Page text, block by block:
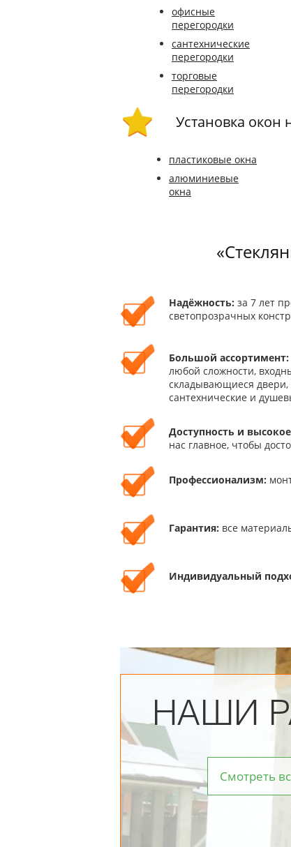
офисные
перегородки
сантехнические
перегородки
торговые
перегородки
Установка окон
пластиковые окна
алюминиевые
окна
Надёжность: за 7 лет
светопрозрачных
Большой ассортимент:
любой сложности,
складывающиеся двери,
сантехнические и
Доступность и
нас главное, чтобы
Профессионализм:
Гарантия: все
Индивидуальный
НАШИ
Смотреть